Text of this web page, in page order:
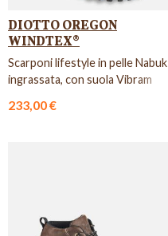
DIOTTO OREGON
WINDTEX®
Scarponi lifestyle in pelle Nabuk
ingrassata, con suola Vibram
233,00 €